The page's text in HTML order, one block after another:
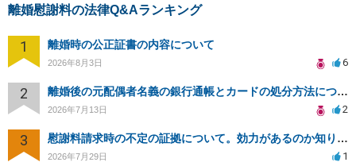
離婚慰謝料の法律Q&Aランキング
1 離婚時の公正証書の内容について
2026年8月3日 6
2 離婚後の元配偶者名義の銀行通帳とカードの処分方法について
2026年7月13日 2
3 慰謝料請求時の不定の証拠について。効力があるのか知りたい。
2026年7月29日 1